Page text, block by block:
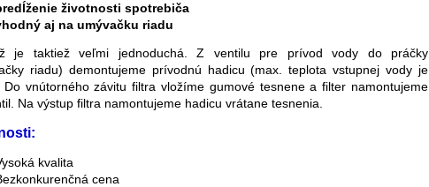
životnosti spotrebiča
aj na umývačku riadu
je taktiež veľmi jednoduchá. Z ventilu pre prívod vody do práčky
riadu) demontujeme prívodnú hadicu (max. teplota vstupnej vody je
Do vnútorného závitu filtra vložíme gumové tesnene a filter namontujeme
Na výstup filtra namontujeme hadicu vrátane tesnenia.
kvalita
cena